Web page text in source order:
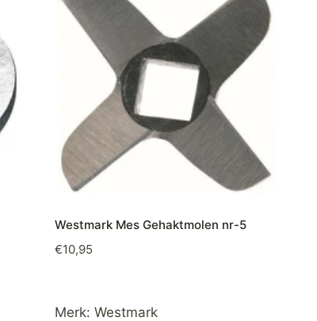
Westmark Mes Gehaktmolen nr-5
€10,95
Merk: Westmark